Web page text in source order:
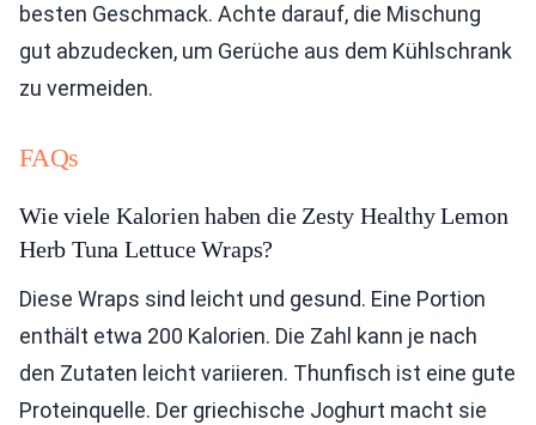
besten Geschmack. Achte darauf, die Mischung
gut abzudecken, um Gerüche aus dem Kühlschrank
zu vermeiden.
FAQs
Wie viele Kalorien haben die Zesty Healthy Lemon
Herb Tuna Lettuce Wraps?
Diese Wraps sind leicht und gesund. Eine Portion
enthält etwa 200 Kalorien. Die Zahl kann je nach
den Zutaten leicht variieren. Thunfisch ist eine gute
Proteinquelle. Der griechische Joghurt macht sie